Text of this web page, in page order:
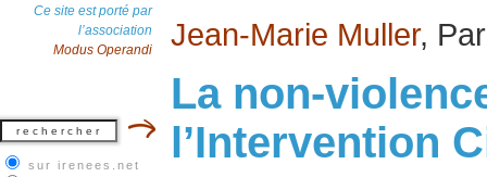
Ce site est porté par
l’association
Modus Operandi
sur irenees.net
Jean-Marie Muller,
La non-
l’Intervention